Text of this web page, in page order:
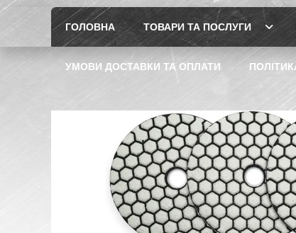
ГОЛОВНА ТОВАРИ ТА ПОСЛУГИ
УМОВИ ДОСТАВКИ ТА ОПЛАТИ